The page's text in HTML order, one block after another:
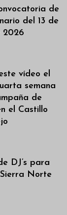
de
del 13 de
2026
vídeo el
semana
de
el Castillo
DJ’s para
Norte